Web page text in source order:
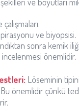
ve biyopsisi.
sonra kemik
önemlidir.
Löseminin
Bu önemlidir çünkü